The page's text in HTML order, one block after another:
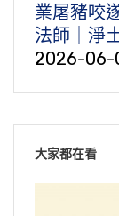
業屠豬咬
法師｜淨
2026-06-
大家都在看